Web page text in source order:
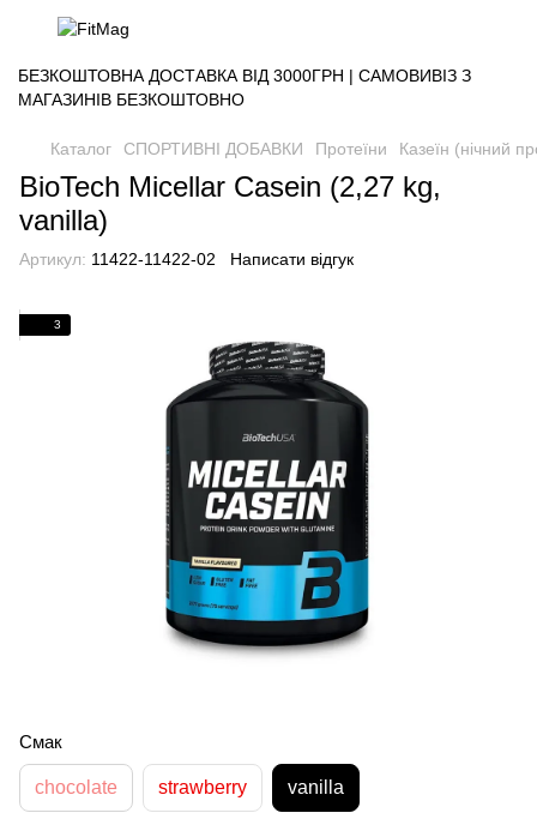
БЕЗКОШТОВНА ДОСТАВКА ВІД 3000ГРН | САМОВИВІЗ З
МАГАЗИНІВ БЕЗКОШТОВНО
Каталог СПОРТИВНІ ДОБАВКИ Протеїни Казеїн (нічний
BioTech Micellar Casein (2,27 kg,
vanilla)
Артикул: 11422-11422-02 Написати відгук
3
Смак
chocolate strawberry vanilla